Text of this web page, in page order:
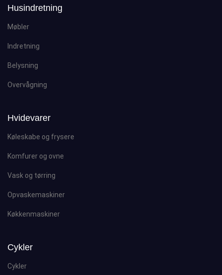
Husindretning
Møbler
Indretning
Belysning
Overvågning
Hvidevarer
Køleskabe og frysere
Komfurer og ovne
Vask og tørring
Opvaskemaskiner
Køkkenmaskiner
Cykler
Cykler